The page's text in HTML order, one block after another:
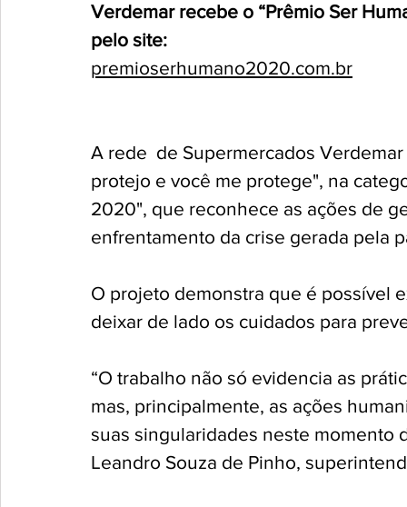
Verdemar recebe o “Prêmio Ser
pelo site:
premioserhumano2020.com.br
A rede  de Supermercados
protejo e você me protege", na
2020", que reconhece as ações de
enfrentamento da crise gerada pela
O projeto demonstra que é possível
deixar de lado os cuidados para
“O trabalho não só evidencia as
mas, principalmente, as ações
suas singularidades neste momento
Leandro Souza de Pinho,